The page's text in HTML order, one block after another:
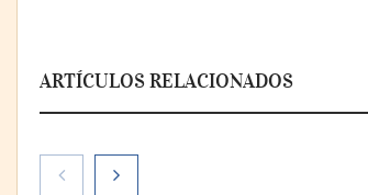
ARTÍCULOS RELACIONADOS